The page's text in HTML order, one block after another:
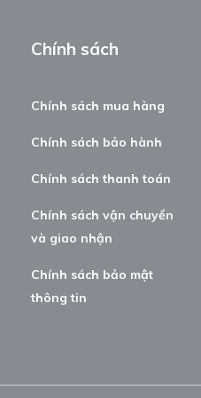
Chính sách
Chính sách mua hàng
Chính sách bảo hành
Chính sách thanh toán
Chính sách vận chuyển
và giao nhận
Chính sách bảo mật
thông tin